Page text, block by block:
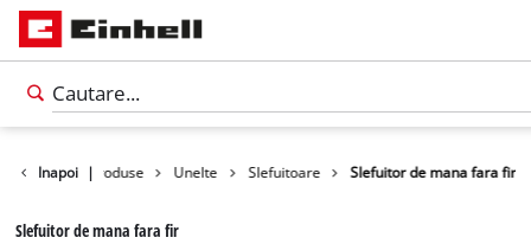
Inapoi |Produse Unelte Slefuitoare Slefuitor de mana fara fir
Slefuitor de mana fara fir